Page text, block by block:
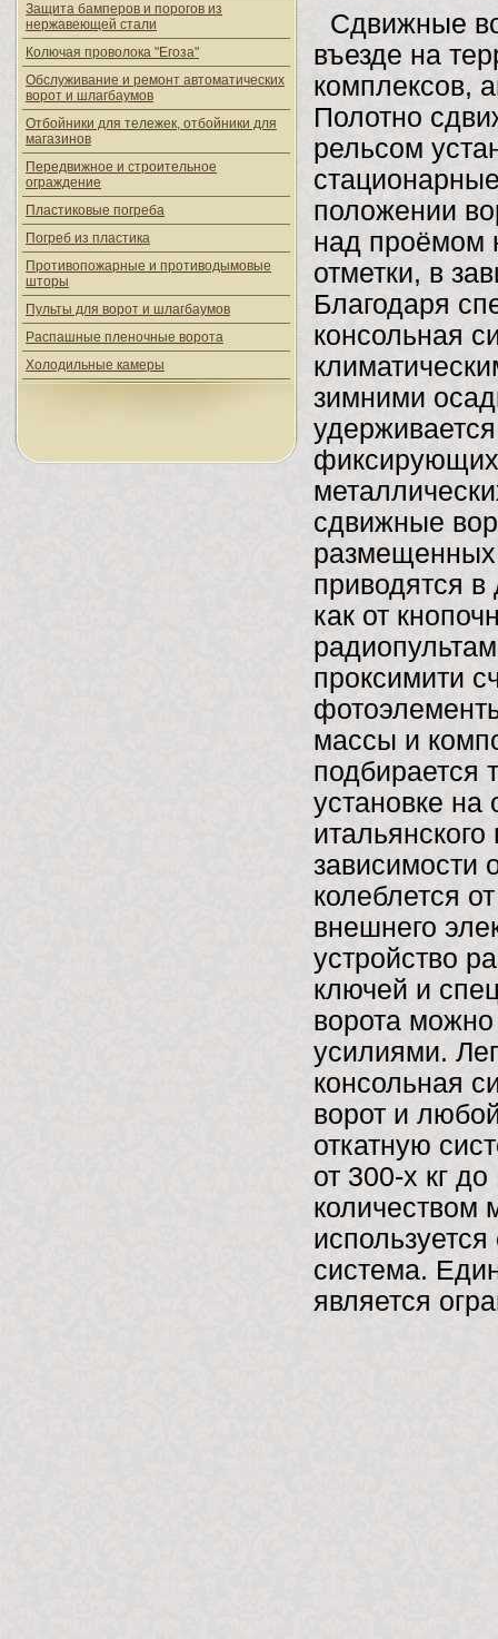
Защита бамперов и порогов из
нержавеющей стали
Колючая проволока "Егоза"
Обслуживание и ремонт автоматических
ворот и шлагбаумов
Отбойники для тележек, отбойники для
магазинов
Передвижное и строительное
ограждение
Пластиковые погреба
Погреб из пластика
Противопожарные и противодымовые
шторы
Пульты для ворот и шлагбаумов
Распашные пленочные ворота
Холодильные камеры
Сдвижные
въезде на
комплексов,
Полотно
рельсом
положении
над проёмом
отметки, в
Благодаря
консольная
зимними
фиксирующих
сдвижные
приводятся
как от
проксимити
массы и
подбирается
установке на
зависимости
колеблется
внешнего
устройство
ключей и
ворота
усилиями.
консольная
ворот и
откатную
от 300-х кг
количеством
система.
является